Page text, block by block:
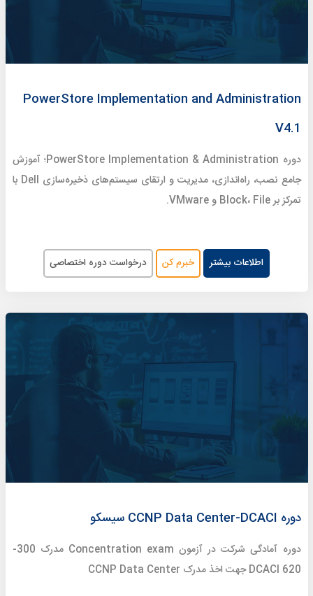
PowerStore Implementation and Administration
V4.1
دوره PowerStore Implementation & Administration؛ آموزش
جامع نصب، راه‌اندازی، مدیریت و ارتقای سیستم‌های ذخیره‌سازی Dell با
تمرکز بر Block، File و VMware.
اطلاعات بیشتر خبرم کن درخواست دوره اختصاصی
دوره CCNP Data Center-DCACI سیسکو
دوره آمادگی شرکت در آزمون Concentration exam مدرک 300-
620 DCACI جهت اخذ مدرک CCNP Data Center